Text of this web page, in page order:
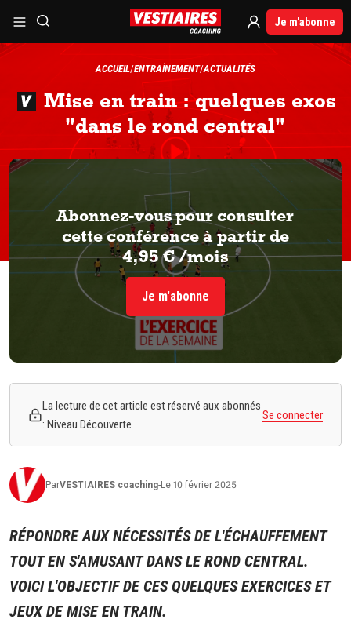
Je m'abonne
ACCUEIL ENTRAÎNEMENT ACTUALITÉS
Mise en train : quelques exos
"dans le rond central"
Abonnez-vous pour consulter
cette conférence à partir de
4,95 € /mois
Je m'abonne
La lecture de cet article est réservé aux abonnés
: Niveau Découverte
Se connecter
ParVESTIAIRES coaching-Le 10 février 2025
RÉPONDRE AUX NÉCESSITÉS DE L'ÉCHAUFFEMENT
TOUT EN S'AMUSANT DANS LE ROND CENTRAL.
VOICI L'OBJECTIF DE CES QUELQUES EXERCICES ET
JEUX DE MISE EN TRAIN.